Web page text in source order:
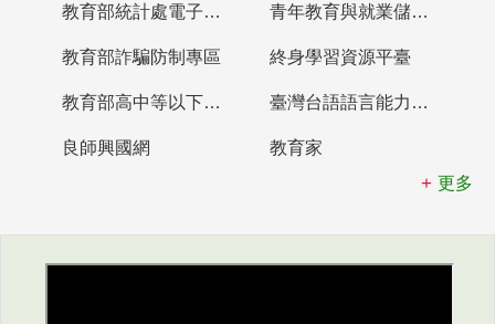
教育部統計處電子書櫃 青年教育與就業儲蓄帳戶
教育部詐騙防制專區 終身學習資源平臺
教育部高中等以下學校及幼兒園教師資格檢定考試 臺灣台語語言能力認證網站
良師興國網
教育家
更多